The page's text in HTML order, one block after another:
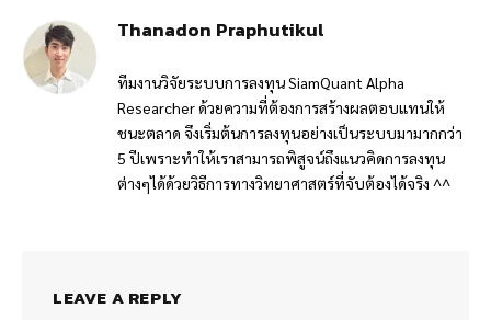
Thanadon Praphutikul
ทีมงานวิจัยระบบการลงทุน SiamQuant Alpha
Researcher ด้วยความที่ต้องการสร้างผลตอบแทนให้
ชนะตลาด จึงเริ่มต้นการลงทุนอย่างเป็นระบบมามากกว่า
5 ปีเพราะทำให้เราสามารถพิสูจน์ถึงแนวคิดการลงทุน
ต่างๆได้ด้วยวิธีการทางวิทยาศาสตร์ที่จับต้องได้จริง ^^
LEAVE A REPLY